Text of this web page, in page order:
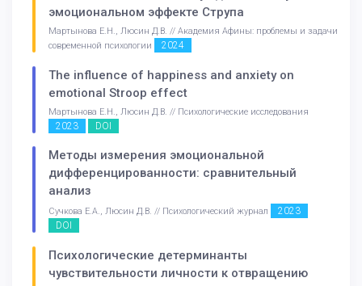
эмоциональном эффекте Струпа
Мартынова Е.Н., Люсин Д.В. // Академия Афины: проблемы и задачи
современной психологии
2024
The influence of happiness and anxiety on
emotional Stroop effect
Мартынова Е.Н., Люсин Д.В. // Психологические исследования
2023 DOI
Методы измерения эмоциональной
дифференцированности: сравнительный
анализ
Сучкова Е.А., Люсин Д.В. // Психологический журнал
2023
DOI
Психологические детерминанты
чувствительности личности к отвращению